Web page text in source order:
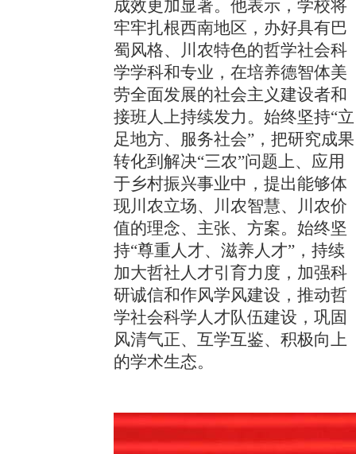
成效更加显著。他表示，学校将
牢牢扎根西南地区，办好具有巴
蜀风格、川农特色的哲学社会科
学学科和专业，在培养德智体美
劳全面发展的社会主义建设者和
接班人上持续发力。始终坚持“立
足地方、服务社会”，把研究成果
转化到解决“三农”问题上、应用
于乡村振兴事业中，提出能够体
现川农立场、川农智慧、川农价
值的理念、主张、方案。始终坚
持“尊重人才、滋养人才”，持续
加大哲社人才引育力度，加强科
研诚信和作风学风建设，推动哲
学社会科学人才队伍建设，巩固
风清气正、互学互鉴、积极向上
的学术生态。